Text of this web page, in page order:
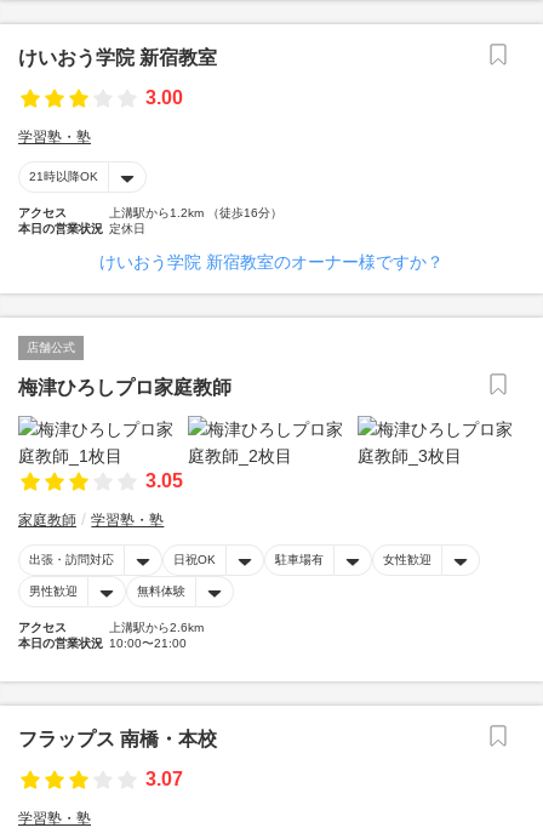
けいおう学院 新宿教室
3.00
学習塾・塾
21時以降OK
アクセス
上溝駅から1.2km （徒歩16分）
本日の営業状況 定休日
けいおう学院 新宿教室のオーナー様ですか？
店舗公式
梅津ひろしプロ家庭教師
3.05
家庭教師 学習塾・塾
出張・訪問対応 日祝OK 駐車場有 女性歓迎
男性歓迎 無料体験
アクセス
上溝駅から2.6km
本日の営業状況 10:00〜21:00
フラップス 南橋・本校
3.07
学習塾・塾